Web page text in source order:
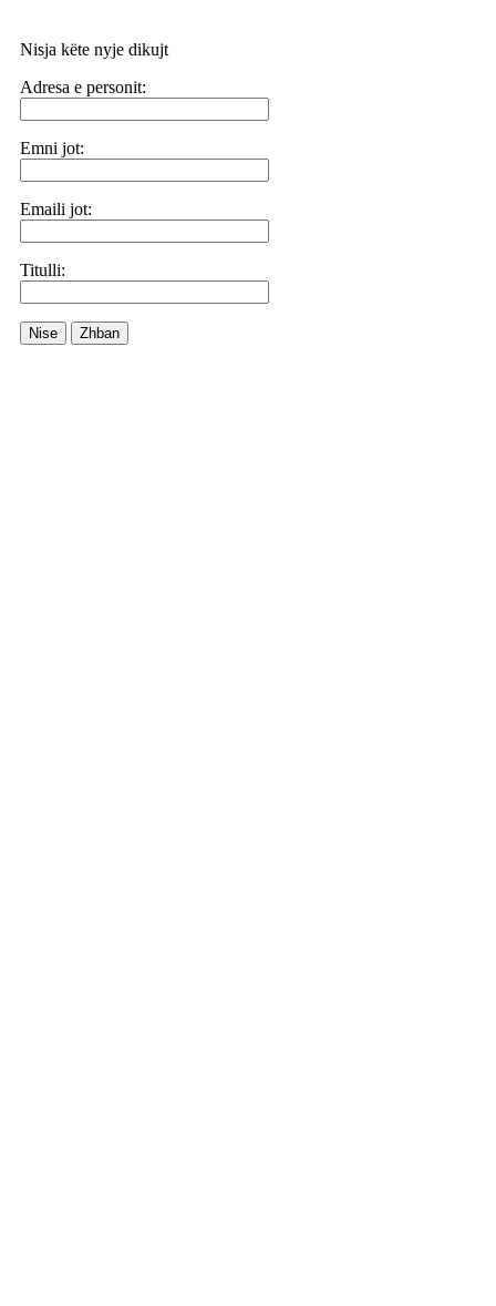
Nisja këte nyje dikujt
Adresa e personit:
Emni jot:
Emaili jot:
Titulli:
Nise Zhban